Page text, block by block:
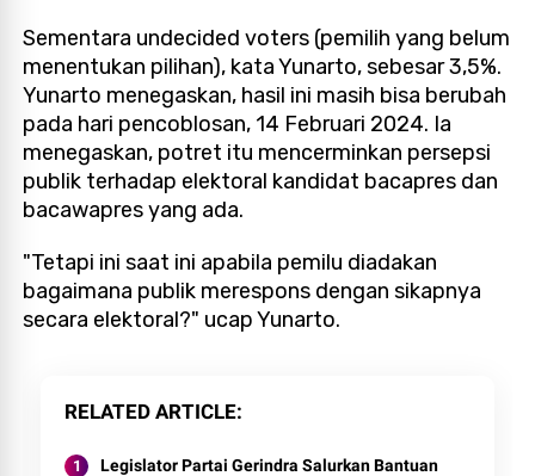
Sementara undecided voters (pemilih yang belum
menentukan pilihan), kata Yunarto, sebesar 3,5%.
Yunarto menegaskan, hasil ini masih bisa berubah
pada hari pencoblosan, 14 Februari 2024. Ia
menegaskan, potret itu mencerminkan persepsi
publik terhadap elektoral kandidat bacapres dan
bacawapres yang ada.
"Tetapi ini saat ini apabila pemilu diadakan
bagaimana publik merespons dengan sikapnya
secara elektoral?" ucap Yunarto.
RELATED ARTICLE
Legislator Partai Gerindra Salurkan Bantuan